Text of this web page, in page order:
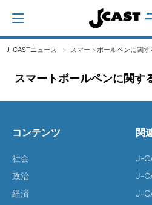
J-CASTニュース スマートボールペンに関
スマートボールペンに関す
コンテンツ
社会
政治
経済
関
J-
J-
J-